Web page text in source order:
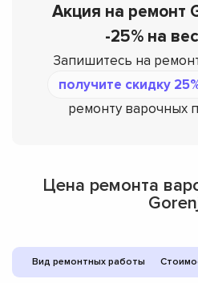
Акция на ремонт
-25% на
Запишитесь на
получите скидку
ремонту варочных
Цена ремонта
Вид ремонтных работы